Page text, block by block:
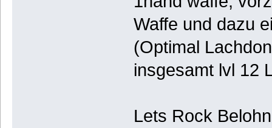
Waffe und dazu
(Optimal
insgesamt lvl 12
Lets Rock